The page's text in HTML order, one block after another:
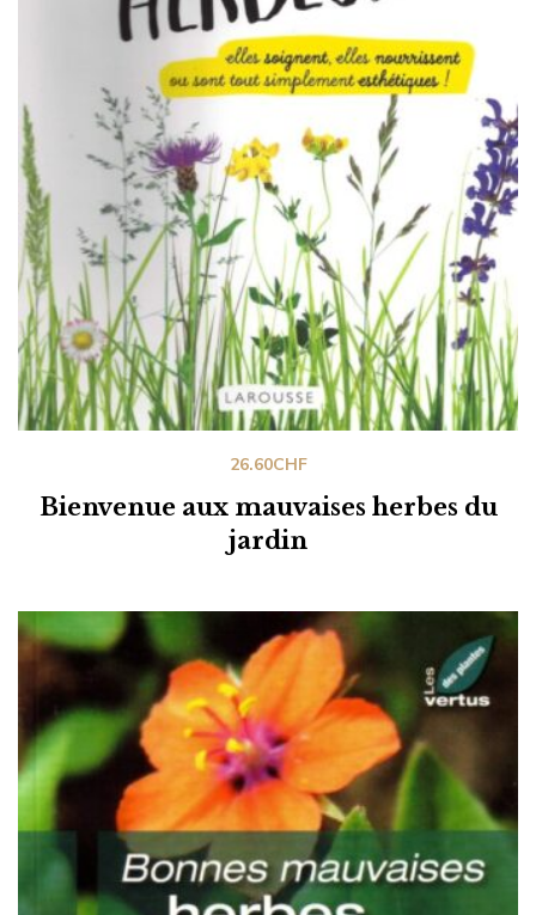
Bienvenue aux mauvaises herbes du
jardin
26.60CHF